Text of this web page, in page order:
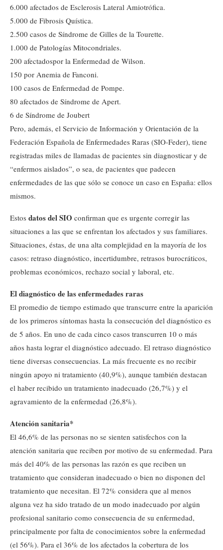
6.000 afectados de Esclerosis Lateral Amiotrófica.
5.000 de Fibrosis Quística.
2.500 casos de Síndrome de Gilles de la Tourette.
1.000 de Patologías Mitocondriales.
200 afectadospor la Enfermedad de Wilson.
150 por Anemia de Fanconi.
100 casos de Enfermedad de Pompe.
80 afectados de Síndrome de Apert.
6 de Síndrome de Joubert
Pero, además, el Servicio de Información y Orientación de la
Federación Española de Enfermedades Raras (SIO-Feder), tiene
registradas miles de llamadas de pacientes sin diagnosticar y de
“enfermos aislados”, o sea, de pacientes que padecen
enfermedades de las que sólo se conoce un caso en España: ellos
mismos.
Estos datos del SIO confirman que es urgente corregir las
situaciones a las que se enfrentan los afectados y sus familiares.
Situaciones, éstas, de una alta complejidad en la mayoría de los
casos: retraso diagnóstico, incertidumbre, retrasos burocráticos,
problemas económicos, rechazo social y laboral, etc.
El diagnóstico de las enfermedades raras
El promedio de tiempo estimado que transcurre entre la aparición
de los primeros síntomas hasta la consecución del diagnóstico es
de 5 años. En uno de cada cinco casos transcurren 10 o más
años hasta lograr el diagnóstico adecuado. El retraso diagnóstico
tiene diversas consecuencias. La más frecuente es no recibir
ningún apoyo ni tratamiento (40,9%), aunque también destacan
el haber recibido un tratamiento inadecuado (26,7%) y el
agravamiento de la enfermedad (26,8%).
Atención sanitaria*
El 46,6% de las personas no se sienten satisfechos con la
atención sanitaria que reciben por motivo de su enfermedad. Para
más del 40% de las personas las razón es que reciben un
tratamiento que consideran inadecuado o bien no disponen del
tratamiento que necesitan. El 72% considera que al menos
alguna vez ha sido tratado de un modo inadecuado por algún
profesional sanitario como consecuencia de su enfermedad,
principalmente por falta de conocimientos sobre la enfermedad
(el 56%). Para el 36% de los afectados la cobertura de los